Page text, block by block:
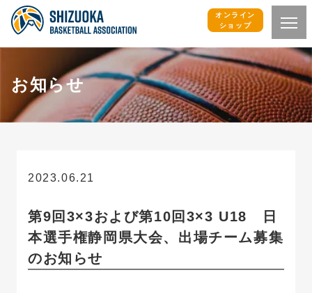
オンライン
ショップ
お知らせ
2023.06.21
第9回3×3および第10回3×3 U18 日
本選手権静岡県大会、出場チーム募集
のお知らせ